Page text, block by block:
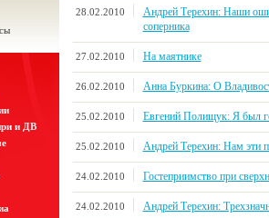
и ДВ
28.02.2010
Андрей Терехин: Наши
соперника
27.02.2010 На маятнике
26.02.2010 Анна Буркина: О
25.02.2010 Евгений Полищук: Я был
25.02.2010 Андрей Терехин: Нам эти
24.02.2010 Гостеприимство при
24.02.2010 Андрей Терехин: